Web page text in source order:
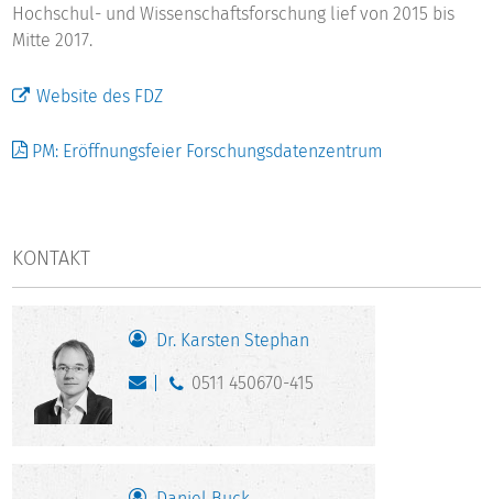
Hochschul- und Wissenschaftsforschung lief von 2015 bis
Mitte 2017.
Website des FDZ
PM: Eröffnungsfeier Forschungsdatenzentrum
KONTAKT
Dr. Karsten Stephan
0511 450670-415